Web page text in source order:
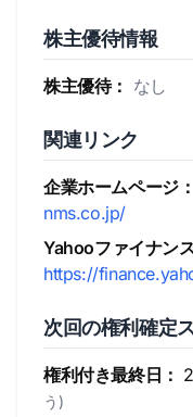
株主優待情報
株主優待： なし
関連リンク
企業ホームページ：
nms.co.jp/
Yahooファイナン
https://
次回の権利確定
権利付き最終日：
う)